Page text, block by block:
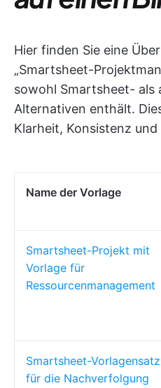
Hier finden Sie eine
„Smartsheet-
sowohl Smartsheet- als
Alternativen enthält.
Klarheit, Konsistenz
Name der Vorlage
Smartsheet-Projekt mit
Vorlage für
Ressourcenmanagement
Smartsheet-Vorlagensatz
für die Nachverfolgung